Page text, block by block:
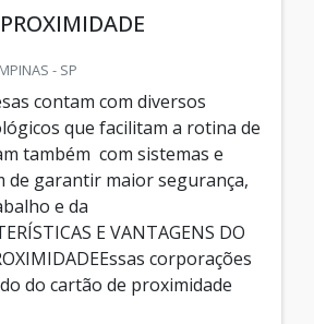
- SP
contam com diversos
que facilitam a rotina de
também com sistemas e
de garantir maior segurança,
e da
E VANTAGENS DO
corporações
do cartão de proximidade